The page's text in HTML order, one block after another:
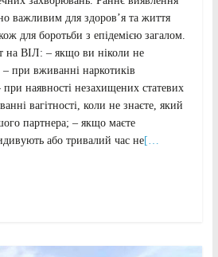
важливим для здоров’я та життя
для боротьби з епідемією загалом.
на ВІЛ: – якщо ви ніколи не
при вживанні наркотиків
наявності незахищених статевих
вагітності, коли не знаєте, який
партнера; – якщо маєте
або тривалий час не[…